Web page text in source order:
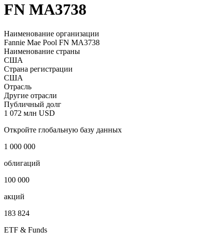
FN MA3738
Наименование организации
Fannie Mae Pool FN MA3738
Наименование страны
США
Страна регистрации
США
Отрасль
Другие отрасли
Публичный долг
1 072 млн USD
Откройте глобальную базу данных
1 000 000
облигаций
100 000
акций
183 824
ETF & Funds